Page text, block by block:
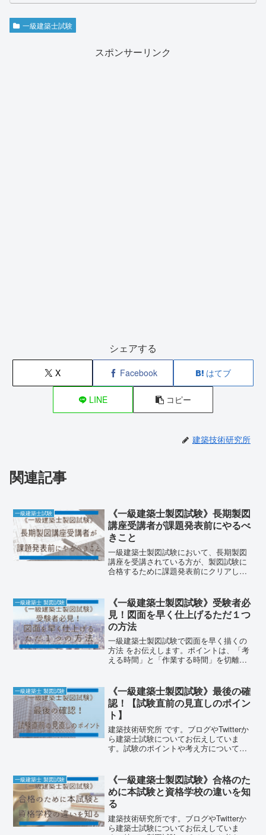
一級建築士試験
スポンサーリンク
シェアする
X Facebook はてブ
LINE コピー
建築技術研究所
関連記事
一級建築士試験
《一級建築士製図試験》長期製図
講座受講者が課題発表前にやるべ
きこと
一級建築士製図試験において、長期製図
講座を受講されている方が、製図試験に
合格するために課題発表前にクリアして
確立》《基本的な要点記述》《構造及び
設備の基礎知識の定着》
一級建築士 製図試験
《一級建築士製図試験》受験者必
見！図面を早く仕上げるただ１つ
の方法
一級建築士製図試験で図面を早く描くの
方法 をお伝えします。ポイントは、「考
える時間」と「作業する時間」を切離す
あれば、大差はありません。そのため、
作図時間中に「考える時間」が生じて手
が止まっている時間を減らせば、誰でも
図面を早く描くことができます。
一級建築士 製図試験
《一級建築士製図試験》最後の確
認！【試験直前の見直しのポイン
ト】
建築技術研究所 です。ブログやTwitterか
ら建築士試験についてお伝えしていま
す。試験のポイントや考え方について自
用していただけると嬉しいです。この記
事では、試験直前
一級建築士 製図試験
《一級建築士製図試験》合格のた
めに本試験と資格学校の違いを知
る
建築技術研究所です。ブログやTwitterか
ら建築士試験についてお伝えしていま